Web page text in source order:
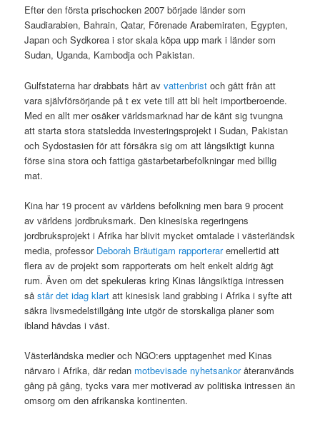
Efter den första prischocken 2007 började länder som
Saudiarabien, Bahrain, Qatar, Förenade Arabemiraten, Egypten,
Japan och Sydkorea i stor skala köpa upp mark i länder som
Sudan, Uganda, Kambodja och Pakistan.
Gulfstaterna har drabbats hårt avvattenbrist och gått från att
vara självförsörjande på t ex vete till att bli helt importberoende.
Med en allt mer osäker världsmarknad har de känt sig tvungna
att starta stora statsledda investeringsprojekt i Sudan, Pakistan
och Sydostasien för att försäkra sig om att långsiktigt kunna
förse sina stora och fattiga gästarbetarbefolkningar med billig
mat.
Kina har 19 procent av världens befolkning men bara 9 procent
av världens jordbruksmark. Den kinesiska regeringens
jordbruksprojekt i Afrika har blivit mycket omtalade i västerländsk
media, professor Deborah Bräutigam rapporteraremellertid att
flera av de projekt som rapporterats om helt enkelt aldrig ägt
rum. Även om det spekuleras kring Kinas långsiktiga intressen
såstår det idag klart att kinesisk land grabbing i Afrika i syfte att
säkra livsmedelstillgång inte utgör de storskaliga planer som
ibland hävdas i väst.
Västerländska medier och NGO:ers upptagenhet med Kinas
närvaro i Afrika, där redan motbevisade nyhetsankoråteranvänds
gång på gång, tycks vara mer motiverad av politiska intressen än
omsorg om den afrikanska kontinenten.